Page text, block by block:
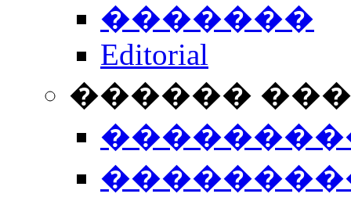
�������
Editorial
������